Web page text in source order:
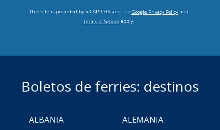
This site is protected by reCAPTCHA and the Google Privacy Policyand
Terms of Serviceapply.
Boletos de ferries: destinos
ALBANIA
ALEMANIA